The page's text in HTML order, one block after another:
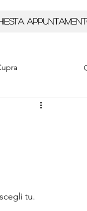
tu.